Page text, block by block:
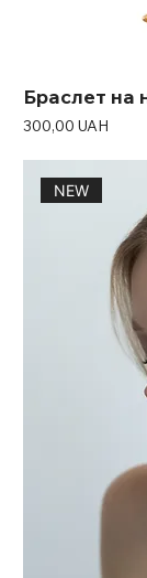
Браслет на
Ціна
300,00 UAH
NEW